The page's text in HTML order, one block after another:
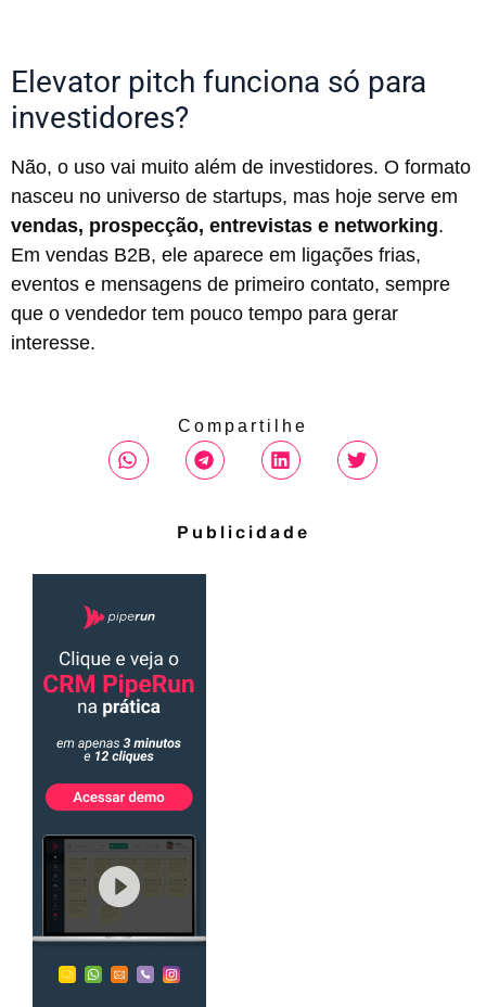
Elevator pitch funciona só para
investidores?
Não, o uso vai muito além de investidores. O formato
nasceu no universo de startups, mas hoje serve em
vendas, prospecção, entrevistas e networking.
Em vendas B2B, ele aparece em ligações frias,
eventos e mensagens de primeiro contato, sempre
que o vendedor tem pouco tempo para gerar
interesse.
Compartilhe
Publicidade